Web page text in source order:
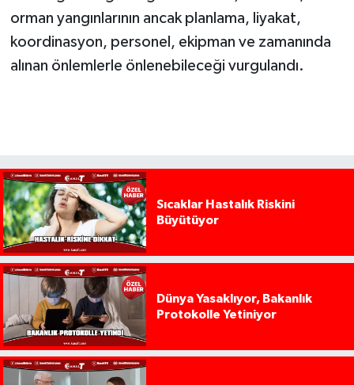
orman yangınlarının ancak planlama, liyakat,
koordinasyon, personel, ekipman ve zamanında
alınan önlemlerle önlenebileceği vurgulandı.
Sıcaklar Hastalık Riskini
Büyütüyor
Dünya Yasaklıyor, Bakanlık
Protokolle Yetiniyor